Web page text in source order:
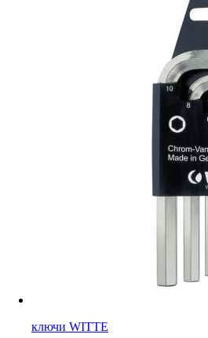
ключи WITTE